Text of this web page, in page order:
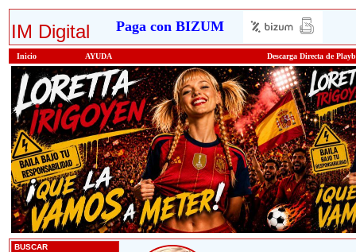
IM Digital Paga con BIZUM
Inicio AYUDA Descarga Directa de
BUSCAR